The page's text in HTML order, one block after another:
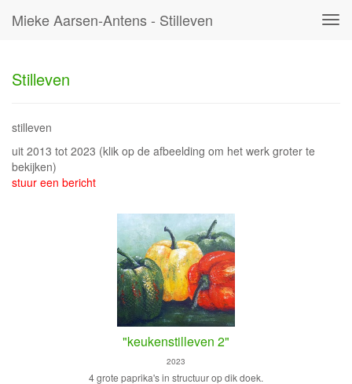
Mieke Aarsen-Antens - Stilleven
Stilleven
stilleven
uit 2013 tot 2023 (klik op de afbeelding om het werk groter te
bekijken)
stuur een bericht
"keukenstilleven 2"
2023
4 grote paprika's in structuur op dik doek.